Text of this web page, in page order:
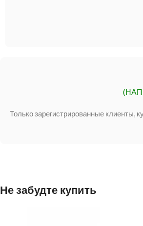
Только зарегистрированные клиенты,
Не забудте купить